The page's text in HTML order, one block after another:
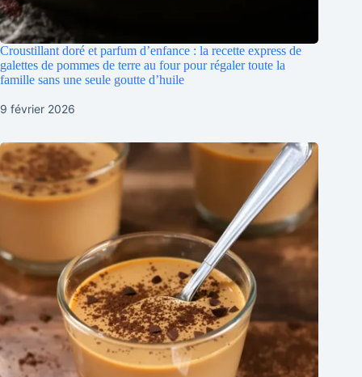
Croustillant doré et parfum d’enfance : la recette express de
galettes de pommes de terre au four pour régaler toute la
famille sans une seule goutte d’huile
9 février 2026